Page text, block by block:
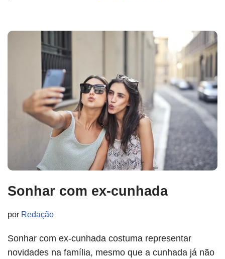
Sonhar com ex-cunhada
por Redação
Sonhar com ex-cunhada costuma representar
novidades na família, mesmo que a cunhada já não